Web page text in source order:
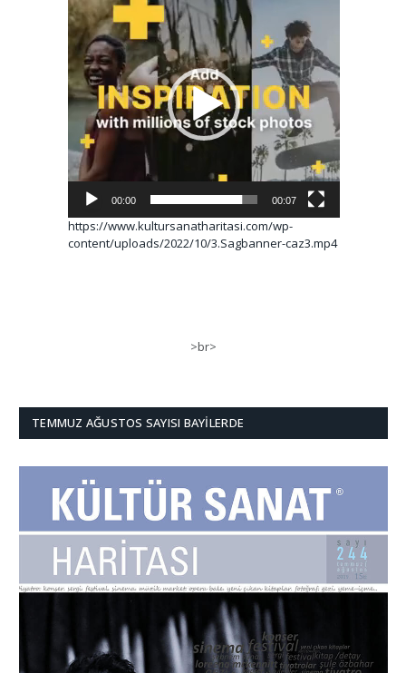
oynatıcı
00:00 00:07
https://www.kultursanatharitasi.com/wp-
content/uploads/2022/10/3.Sagbanner-caz3.mp4
>br>
TEMMUZ AĞUSTOS SAYISI BAYILERDE